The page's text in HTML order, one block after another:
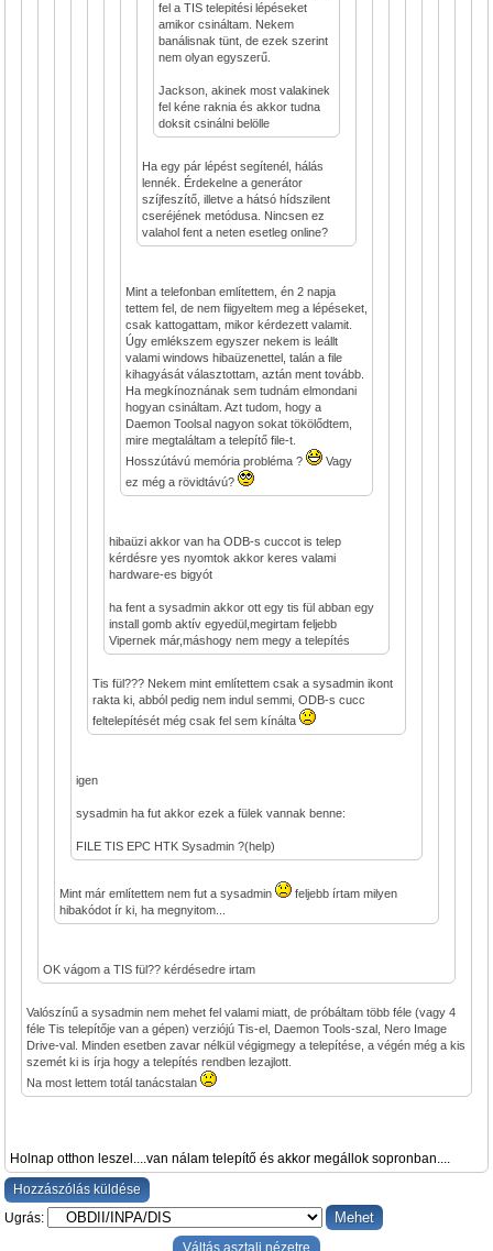
fel a TIS telepitési lépéseket
amikor csináltam. Nekem
banálisnak tünt, de ezek szerint
nem olyan egyszerű.
Jackson, akinek most valakinek
fel kéne raknia és akkor tudna
doksit csinálni belölle
Ha egy pár lépést segítenél, hálás
lennék. Érdekelne a generátor
szíjfeszítő, illetve a hátsó hídszilent
cseréjének metódusa. Nincsen ez
valahol fent a neten esetleg online?
Mint a telefonban említettem, én 2 napja
tettem fel, de nem fiigyeltem meg a lépéseket,
csak kattogattam, mikor kérdezett valamit.
Úgy emlékszem egyszer nekem is leállt
valami windows hibaüzenettel, talán a file
kihagyását választottam, aztán ment tovább.
Ha megkínoznának sem tudnám elmondani
hogyan csináltam. Azt tudom, hogy a
Daemon Toolsal nagyon sokat tökölődtem,
mire megtaláltam a telepítő file-t.
Hosszútávú memória probléma ?
Vagy
ez még a rövidtávú?
hibaüzi akkor van ha ODB-s cuccot is telep
kérdésre yes nyomtok akkor keres valami
hardware-es bigyót
ha fent a sysadmin akkor ott egy tis fül abban egy
install gomb aktív egyedül,megirtam feljebb
Vipernek már,máshogy nem megy a telepítés
Tis fül??? Nekem mint említettem csak a sysadmin ikont
rakta ki, abból pedig nem indul semmi, ODB-s cucc
feltelepítését még csak fel sem kínálta
igen
sysadmin ha fut akkor ezek a fülek vannak benne:
FILE TIS EPC HTK Sysadmin ?(help)
Mint már említettem nem fut a sysadmin
feljebb írtam milyen
hibakódot ír ki, ha megnyitom...
OK vágom a TIS fül?? kérdésedre irtam
Valószínű a sysadmin nem mehet fel valami miatt, de próbáltam több féle (vagy 4
féle Tis telepítője van a gépen) verziójú Tis-el, Daemon Tools-szal, Nero Image
Drive-val. Minden esetben zavar nélkül végigmegy a telepítése, a végén még a kis
szemét ki is írja hogy a telepítés rendben lezajlott.
Na most lettem totál tanácstalan
Holnap otthon leszel....van nálam telepítő és akkor megállok sopronban....
Hozzászólás küldése
Ugrás: